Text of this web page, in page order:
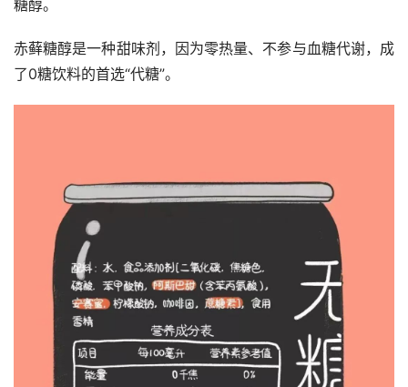
糖醇。
赤藓糖醇是一种甜味剂，因为零热量、不参与血糖代谢，成
了0糖饮料的首选“代糖”。